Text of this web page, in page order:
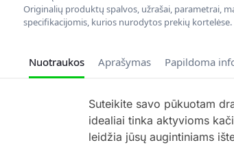
Originalių produktų spalvos, užrašai, parametrai,
specifikacijomis, kurios nurodytos prekių
Nuotraukos Aprašymas Papildoma
Suteikite savo pūkuotam
idealiai tinka aktyvioms
leidžia jūsų augintiniams